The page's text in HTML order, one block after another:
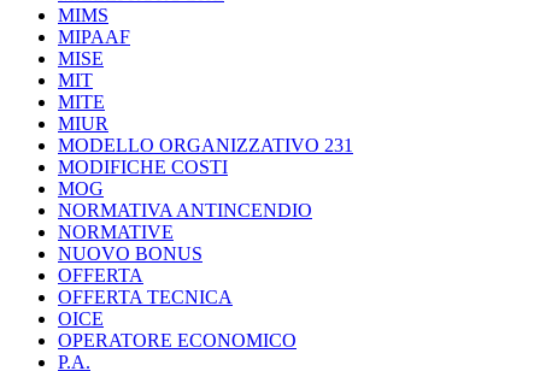
MIMS
MIPAAF
MISE
MIT
MITE
MIUR
MODELLO ORGANIZZATIVO 231
MODIFICHE COSTI
MOG
NORMATIVA ANTINCENDIO
NORMATIVE
NUOVO BONUS
OFFERTA
OFFERTA TECNICA
OICE
OPERATORE ECONOMICO
P.A.